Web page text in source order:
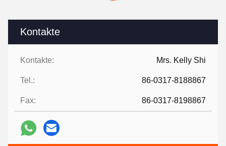
Kontakte
Kontakte: Mrs. Kelly Shi
Tel.: 86-0317-8188867
Fax: 86-0317-8198867